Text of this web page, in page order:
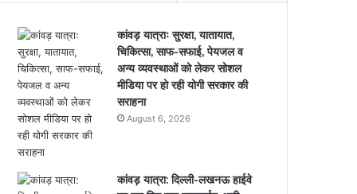
कांवड़ यात्राः सुरक्षा, यातायात,
चिकित्सा, साफ-सफाई, पेयजल व
अन्य व्यवस्थाओं को लेकर सोशल
मीडिया पर हो रही योगी सरकार की
सराहना
August 6, 2026
कांवड़ यात्रा: दिल्ली-लखनऊ हाईवे